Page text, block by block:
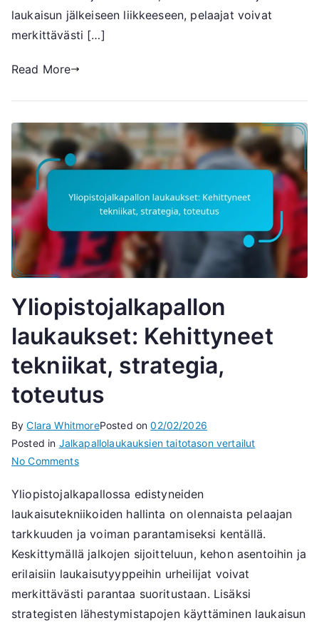
laukaisun jälkeiseen liikkeeseen, pelaajat voivat
merkittävästi […]
Read More
Yliopistojalkapallon
laukaukset: Kehittyneet
tekniikat, strategia,
toteutus
ByClara WhitmorePosted on02/02/2026
Posted in Jalkapallolaukauksien taitotason vertailut
No Commentson
laukaukset:
Kehittyneet
tekniikat,
strategia,
toteutus
Yliopistojalkapallossa edistyneiden
laukaisutekniikoiden hallinta on olennaista pelaajan
tarkkuuden ja voiman parantamiseksi kentällä.
Keskittymällä jalkojen sijoitteluun, kehon asentoihin ja
erilaisiin laukaisutyyppeihin urheilijat voivat
merkittävästi parantaa suoritustaan. Lisäksi
strategisten lähestymistapojen käyttäminen laukaisun